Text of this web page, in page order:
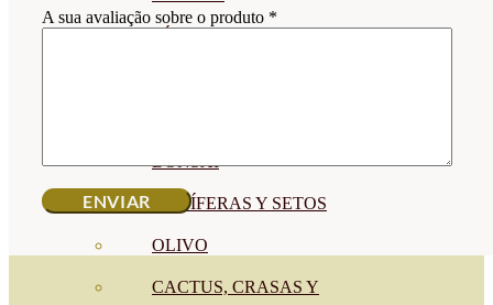
BONSAI
CONÍFERAS Y SETOS
OLIVO
CACTUS, CRASAS Y
A sua avaliação sobre o produto *